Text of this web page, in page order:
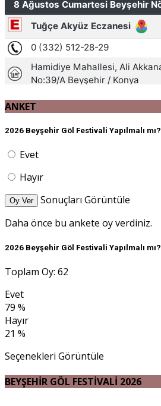
ANKET
2026 Beyşehir Göl Festivali Yapılmalı mı?
Evet
Hayır
Oy Ver
Sonuçları Görüntüle
Daha önce bu ankete oy verdiniz.
2026 Beyşehir Göl Festivali Yapılmalı mı?
Toplam Oy: 62
Evet
79 %
Hayır
21 %
Seçenekleri Görüntüle
BEYŞEHİR GÖL FESTİVALİ 2026